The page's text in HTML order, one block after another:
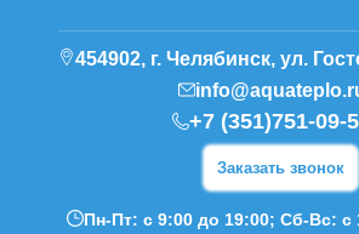
454902, г. Челябинск, ул.
+7 (351)751-09-
Заказать звонок
Пн-Пт: с 9:00 до 19:00; Сб-Вс: с